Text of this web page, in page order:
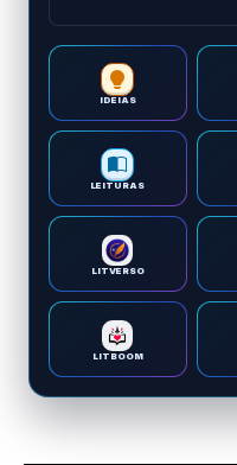
IDEIAS
LEITURAS
LITVERSO
LITBOOM